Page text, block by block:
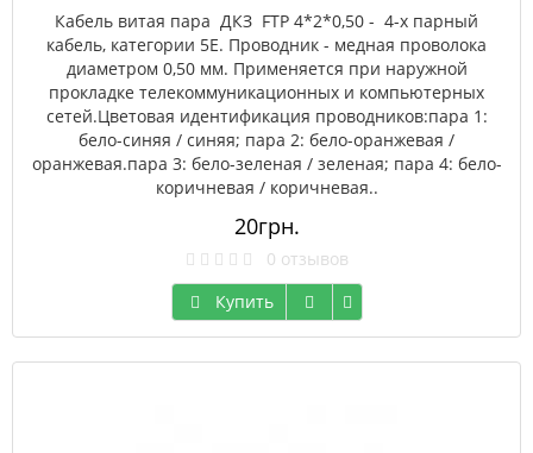
Кабель витая пара ДКЗ FTP 4*2*0,50 - 4-х парный
кабель, категории 5Е. Проводник - медная проволока
диаметром 0,50 мм. Применяется при наружной
прокладке телекоммуникационных и компьютерных
сетей.Цветовая идентификация проводников:пара 1:
бело-синяя / синяя; пара 2: бело-оранжевая /
оранжевая.пара 3: бело-зеленая / зеленая; пара 4: бело-
коричневая / коричневая..
20грн.
0 отзывов
Купить